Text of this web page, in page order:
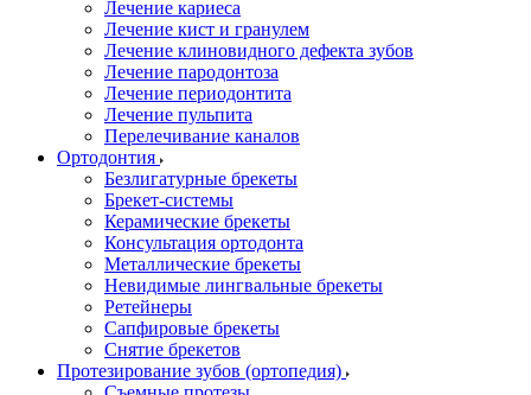
Лечение кариеса
Лечение кист и гранулем
Лечение клиновидного дефекта зубов
Лечение пародонтоза
Лечение периодонтита
Лечение пульпита
Перелечивание каналов
Ортодонтия
Безлигатурные брекеты
Брекет-системы
Керамические брекеты
Консультация ортодонта
Металлические брекеты
Невидимые лингвальные брекеты
Ретейнеры
Сапфировые брекеты
Снятие брекетов
Протезирование зубов (ортопедия)